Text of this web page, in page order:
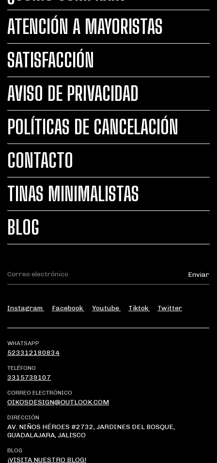
ATENCIÓN A MAYORISTAS
SATISFACCIÓN
AVISO DE PRIVACIDAD
POLÍTICAS DE CANCELACIÓN
CONTACTO
TINAS MINIMALISTAS
BLOG
Instagram Facebook Youtube Tiktok Twitter
WHATSAPP
523312180834
TELÉFONO
3315739107
CORREO ELECTRÓNICO
OIKOSDESIGN@OUTLOOK.COM
DIRECCIÓN
AV. NIÑOS HÉROES #2732, JARDINES DEL BOSQUE,
GUADALAJARA, JALISCO
BLOG
¡VISITA NUESTRO BLOG!